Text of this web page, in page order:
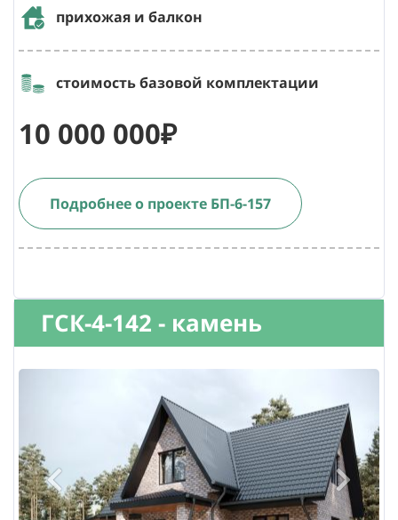
прихожая и балкон
стоимость базовой комплектации
10 000 000₽
Подробнее о проекте БП-6-157
ГСК-4-142 - камень